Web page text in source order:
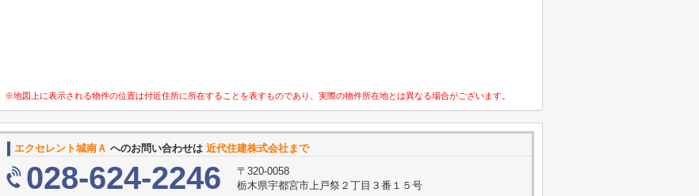
※地図上に表示される物件の位置は付近住所に所在することを表すものであり、実際の物件所在地とは異なる場合がございます。
エクセレント城南Ａ へのお問い合わせは 近代住建株式会社まで
028-624-2246
〒320-0058
栃木県宇都宮市上戸祭２丁目３番１５号